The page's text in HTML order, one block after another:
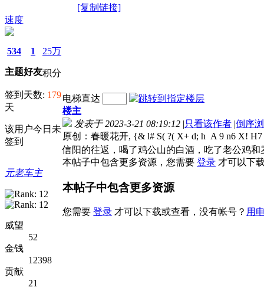
[复制链接]
速度
534
主题
1
好友
25万
积分
签到天数: 179
天
该用户今日未
签到
元老车主
威望
52
金钱
12398
贡献
21
电梯直达
楼主
发表于 2023-3-21 08:19:12 |只看该作者 |倒序
原创：春暖花开, {& l# S( ?( X+ d; h A 9 n6 X!
信阳的往返，喝了鸡公山的白酒，吃了老公鸡
本帖子中包含更多资源，您需要 登录 才可以下
本帖子中包含更多资源
您需要 登录 才可以下载或查看，没有帐号？ 用